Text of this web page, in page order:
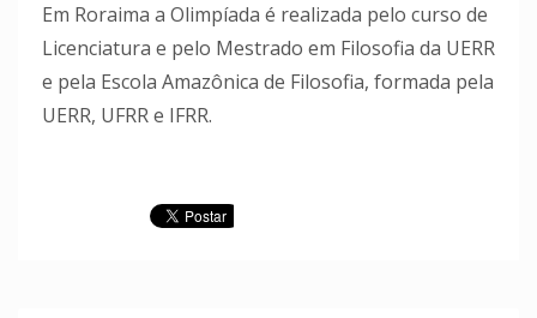
Em Roraima a Olimpíada é realizada pelo curso de
Licenciatura e pelo Mestrado em Filosofia da UERR
e pela Escola Amazônica de Filosofia, formada pela
UERR, UFRR e IFRR.